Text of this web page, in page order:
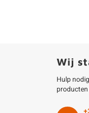
Wij
Hulp